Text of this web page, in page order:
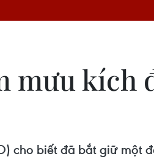
mưu kích
cho biết đã bắt giữ một